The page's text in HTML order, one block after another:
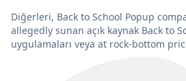
Diğerleri, Back to School Popup
allegedly sunan açık kaynak Back to
uygulamaları veya at rock-bottom